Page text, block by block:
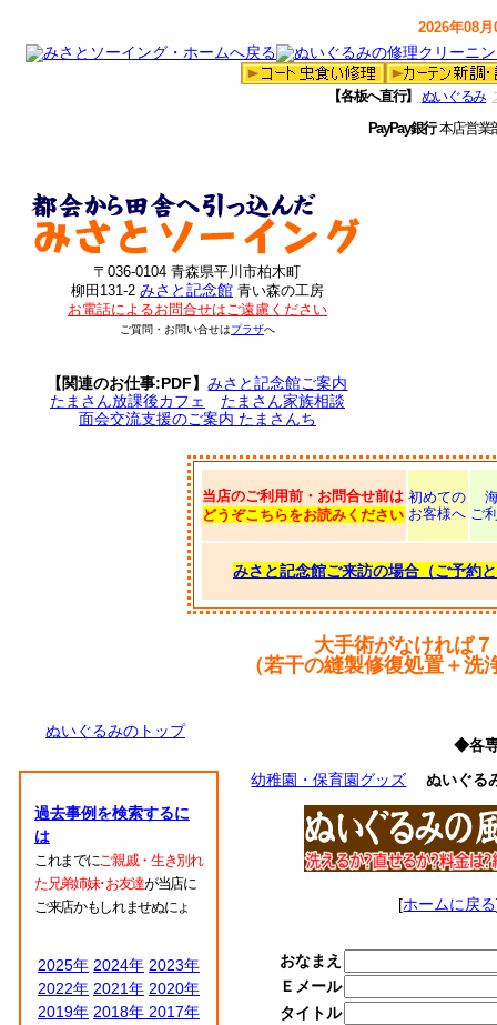
2026年08
【各板へ直行】 ぬいぐるみ
PayPay銀行本店営
〒036-0104 青森県平川市柏木町
柳田131-2 みさと記念館 青い森の工房
お電話によるお問合せはご遠慮ください
ご質問・お問い合せはプラザへ
【関連のお仕事:PDF】みさと記念館ご案内
たまさん放課後カフェ
たまさん家族相談
面会交流支援のご案内 たまさんち
当店のご利用前・お問合せ前は
どうぞこちらをお読みください
初めての
お客様へ ご
みさと記念館ご来訪の場合（ご予約
大手術がなければ
（若干の縫製修復処置＋
ぬいぐるみのトップ
過去事例を検索するに
は
これまでにご親戚・生き別れ
た兄弟姉妹･お友達が当店に
ご来店かもしれませぬにょ
2025年 2024年 2023年
2022年 2021年 2020年
2019年 2018年 2017年
◆各
幼稚園・保育園グッズ
ぬいぐる
[ホームに戻る
おなまえ
Ｅメール
タイトル